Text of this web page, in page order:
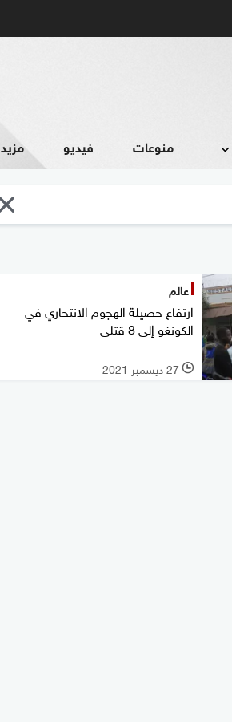
منوعات فيديو مزيد
عالم
ارتفاع حصيلة الهجوم الانتحاري في
الكونغو إلى 8 قتلى
l 27 ديسمبر 2021